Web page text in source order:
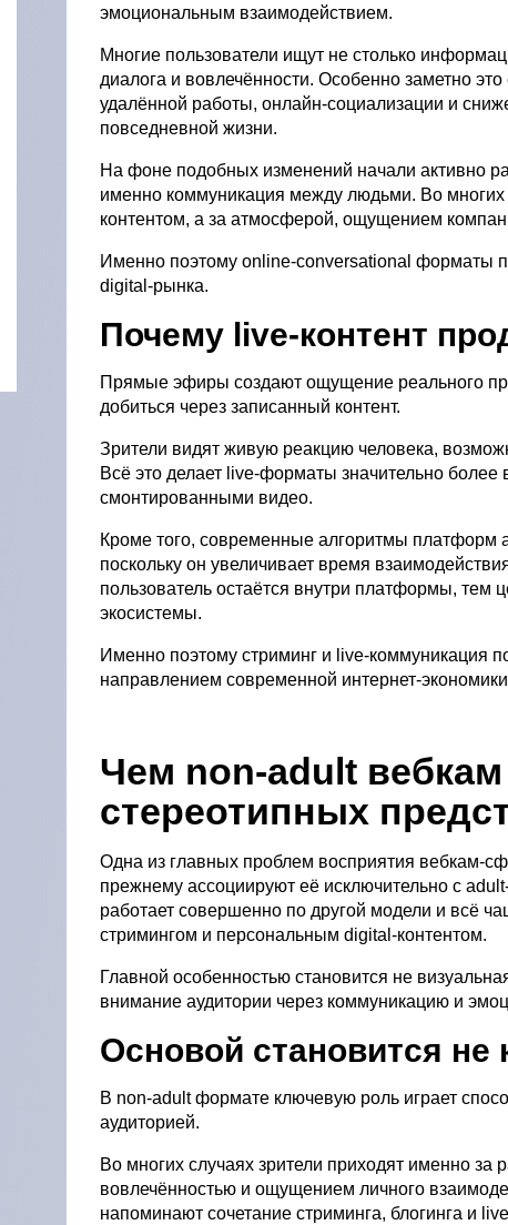
эмоциональным взаимодействием.
Многие пользователи ищут не столько
диалога и вовлечённости. Особенно заметно
удалённой работы, онлайн-социализации и
повседневной жизни.
На фоне подобных изменений начали активно
именно коммуникация между людьми. Во многих
контентом, а за атмосферой, ощущением
Именно поэтому online-conversational форматы
digital-рынка.
Почему live-контент
Прямые эфиры создают ощущение реального
добиться через записанный контент.
Зрители видят живую реакцию человека,
Всё это делает live-форматы значительно
смонтированными видео.
Кроме того, современные алгоритмы платформ
поскольку он увеличивает время
пользователь остаётся внутри платформы,
экосистемы.
Именно поэтому стриминг и live-коммуникация
направлением современной интернет-
Чем non-adult вебкам
стереотипных
Одна из главных проблем восприятия вебкам-
прежнему ассоциируют её исключительно с
работает совершенно по другой модели и всё
стримингом и персональным digital-контентом.
Главной особенностью становится не
внимание аудитории через коммуникацию и
Основой становится не
В non-adult формате ключевую роль играет
аудиторией.
Во многих случаях зрители приходят именно
вовлечённостью и ощущением личного
напоминают сочетание стриминга, блогинга и